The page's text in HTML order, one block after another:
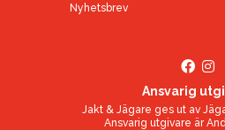
Nyhetsbrev
Ansvarig
Jakt & Jägare ges ut av
Ansvarig utgivare är